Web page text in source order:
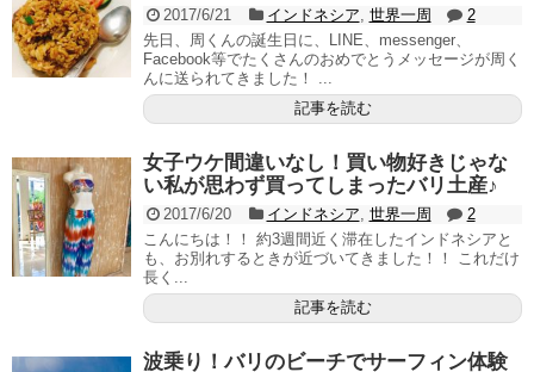
2017/6/21 インドネシア, 世界一周
2
先日、周くんの誕生日に、LINE、messenger、
Facebook等でたくさんのおめでとうメッセージが周く
んに送られてきました！ ...
記事を読む
女子ウケ間違いなし！買い物好きじゃな
い私が思わず買ってしまったバリ土産♪
2017/6/20 インドネシア, 世界一周
2
こんにちは！！ 約3週間近く滞在したインドネシアと
も、お別れするときが近づいてきました！！ これだけ
長く...
記事を読む
波乗り！バリのビーチでサーフィン体験